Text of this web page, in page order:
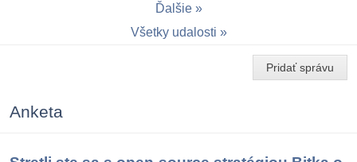
Ďalšie
Všetky udalosti
Pridať správu
Anketa